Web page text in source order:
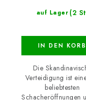
auf Lager (2
IN DEN KORB
Die
Verteidigung ist
beliebtesten
Schacheröffnungen